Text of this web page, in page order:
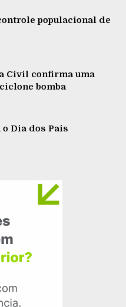
populacional de
Civil confirma uma
bomba
Dia dos Pais